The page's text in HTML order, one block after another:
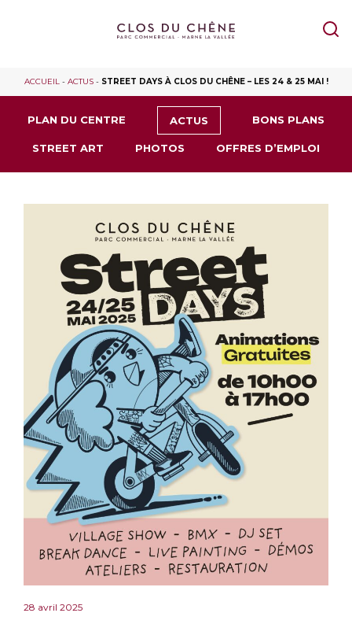
ACCUEIL- ACTUS- STREET DAYS À CLOS DU CHÊNE – LES 24 & 25 MAI !
PLAN DU CENTRE ACTUS BONS PLANS
STREET ART PHOTOS OFFRES D’EMPLOI
28 avril 2025